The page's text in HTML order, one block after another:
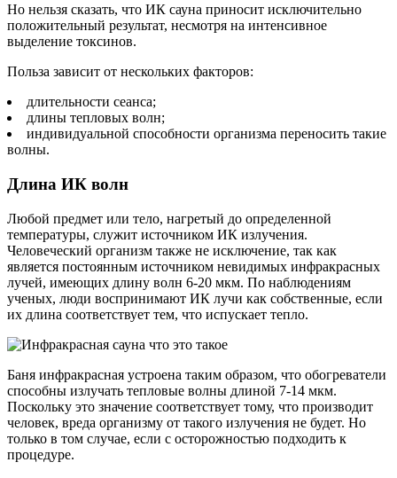
Но нельзя сказать, что ИК сауна приносит исключительно
положительный результат, несмотря на интенсивное
выделение токсинов.
Польза зависит от нескольких факторов:
длительности сеанса;
длины тепловых волн;
индивидуальной способности организма переносить такие
волны.
Длина ИК волн
Любой предмет или тело, нагретый до определенной
температуры, служит источником ИК излучения.
Человеческий организм также не исключение, так как
является постоянным источником невидимых инфракрасных
лучей, имеющих длину волн 6-20 мкм. По наблюдениям
ученых, люди воспринимают ИК лучи как собственные, если
их длина соответствует тем, что испускает тепло.
Баня инфракрасная устроена таким образом, что обогреватели
способны излучать тепловые волны длиной 7-14 мкм.
Поскольку это значение соответствует тому, что производит
человек, вреда организму от такого излучения не будет. Но
только в том случае, если с осторожностью подходить к
процедуре.